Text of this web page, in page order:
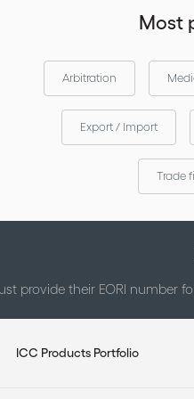
Most
Arbitration
Export / Import
Trade
provide their EORI number
ICC Products Portfolio